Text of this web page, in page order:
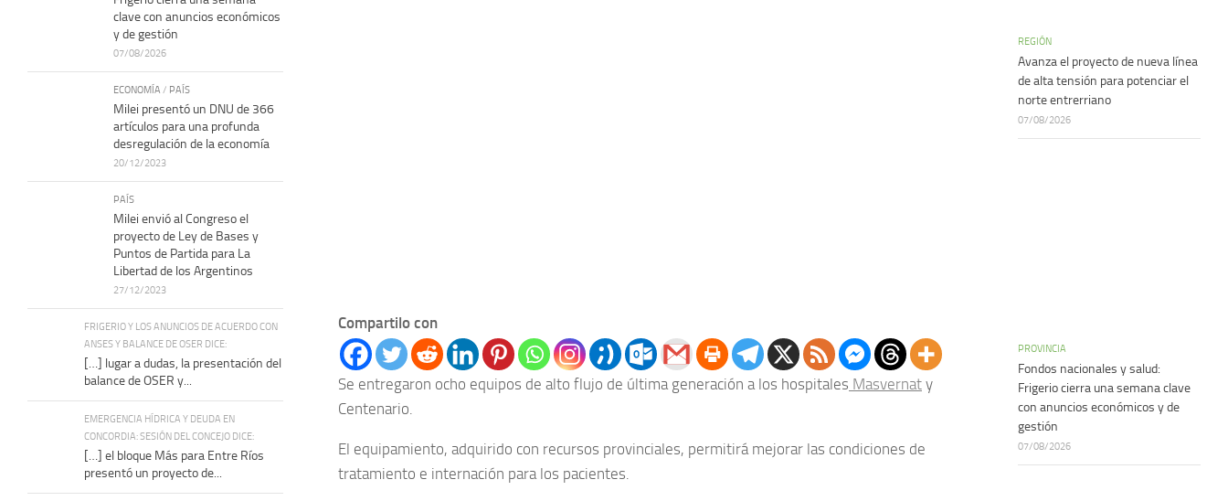
Compartilo con
Se entregaron ocho equipos de alto flujo de última generación a los hospitales Masvernat y
Centenario.
El equipamiento, adquirido con recursos provinciales, permitirá mejorar las condiciones de
tratamiento e internación para los pacientes.
clave con anuncios económicos
y de gestión
07/08/2026
ECONOMÍA / PAÍS
Milei presentó un DNU de 366
artículos para una profunda
desregulación de la economía
20/12/2023
PAÍS
Milei envió al Congreso el
proyecto de Ley de Bases y
Puntos de Partida para La
Libertad de los Argentinos
27/12/2023
FRIGERIO Y LOS ANUNCIOS DE ACUERDO CON
ANSES Y BALANCE DE OSER DICE:
[…] lugar a dudas, la presentación del
balance de OSER y...
EMERGENCIA HÍDRICA Y DEUDA EN
CONCORDIA: SESIÓN DEL CONCEJO DICE:
[…] el bloque Más para Entre Ríos
presentó un proyecto de...
REGIÓN
Avanza el proyecto de nueva línea
de alta tensión para potenciar el
norte entrerriano
07/08/2026
PROVINCIA
Fondos nacionales y salud:
Frigerio cierra una semana clave
con anuncios económicos y de
gestión
07/08/2026